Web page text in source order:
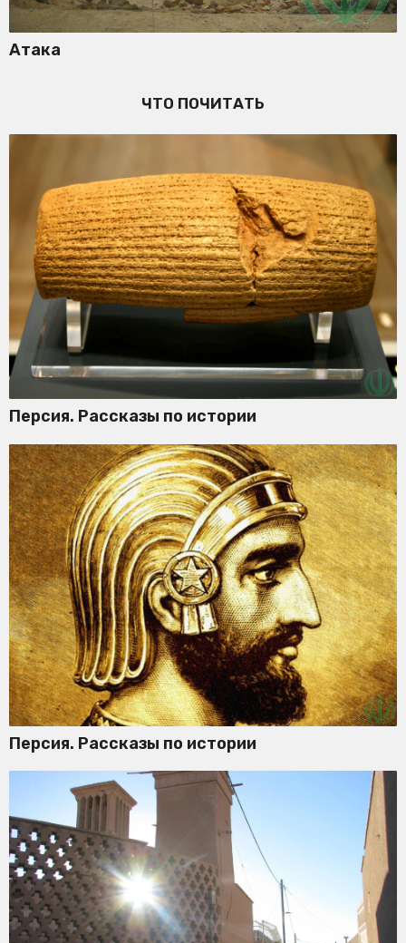
Атака
ЧТО ПОЧИТАТЬ
Персия. Рассказы по истории
Персия. Рассказы по истории